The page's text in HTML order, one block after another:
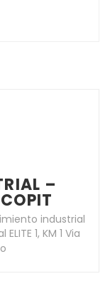
–
industrial
1, KM 1 Via